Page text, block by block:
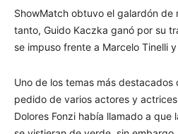
ShowMatch obtuvo el galardón de
tanto, Guido Kaczka ganó por su
se impuso frente a Marcelo Tinelli
Uno de los temas más destacados
pedido de varios actores y
Dolores Fonzi había llamado a